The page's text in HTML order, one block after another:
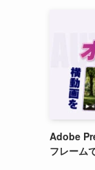
Adobe
フレーム